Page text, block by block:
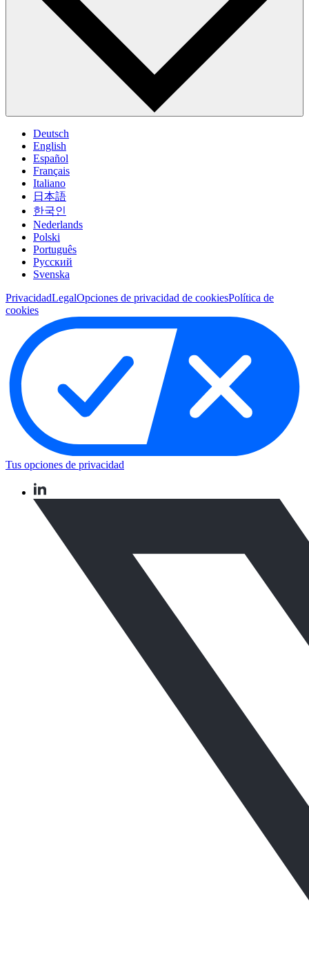
Deutsch
English
Español
Français
Italiano
日本語
한국인
Nederlands
Polski
Português
Pусский
Svenska
PrivacidadLegalOpciones de privacidad de cookiesPolítica de
cookies
Tus opciones de privacidad